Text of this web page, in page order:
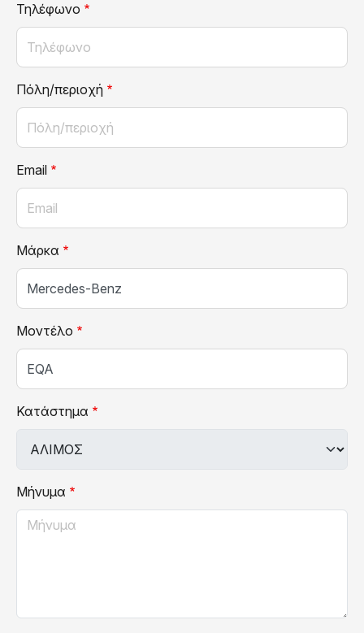
Τηλέφωνο
Πόλη/περιοχή
Email
Μάρκα
Μοντέλο
Κατάστημα
Μήνυμα